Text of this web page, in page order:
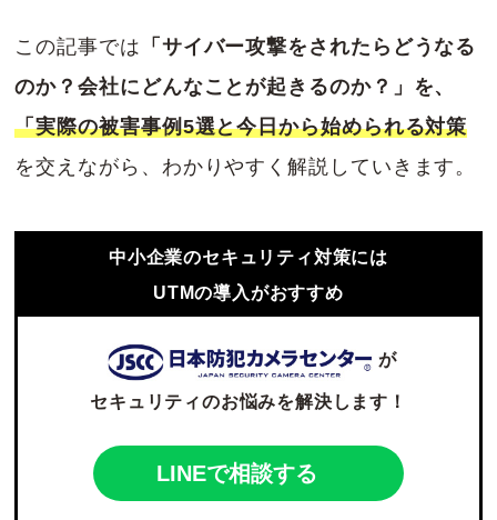
この記事では 「 サイバー攻撃をされたらどうなる
のか？会社にどんなことが起きるのか？」を、
「実際の被害事例5選と今日から始められる対策
を交えながら、わかりやすく解説していきます。
中小企業のセキュリティ対策には
UTMの導入がおすすめ
が
セキュリティのお悩みを解決します！
LINEで相談する